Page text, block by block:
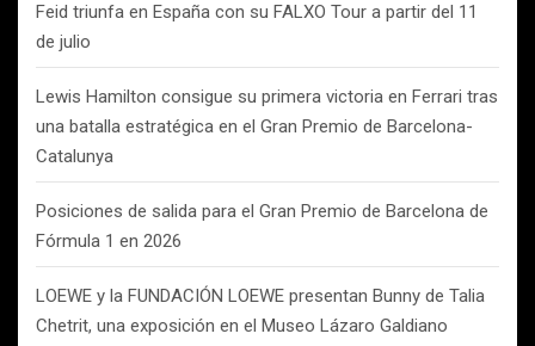
Feid triunfa en España con su FALXO Tour a partir del 11
de julio
Lewis Hamilton consigue su primera victoria en Ferrari tras
una batalla estratégica en el Gran Premio de Barcelona-
Catalunya
Posiciones de salida para el Gran Premio de Barcelona de
Fórmula 1 en 2026
LOEWE y la FUNDACIÓN LOEWE presentan Bunny de Talia
Chetrit, una exposición en el Museo Lázaro Galdiano